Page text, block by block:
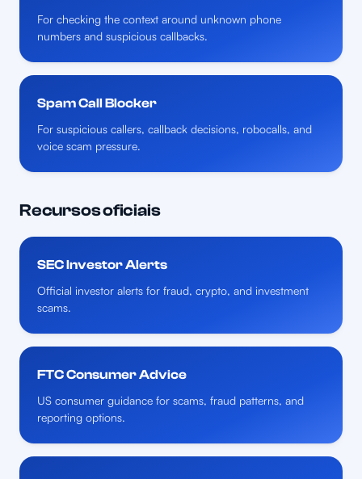
For checking the context around unknown phone
numbers and suspicious callbacks.
Spam Call Blocker
For suspicious callers, callback decisions, robocalls, and
voice scam pressure.
Recursos oficiais
SEC Investor Alerts
Official investor alerts for fraud, crypto, and investment
scams.
FTC Consumer Advice
US consumer guidance for scams, fraud patterns, and
reporting options.